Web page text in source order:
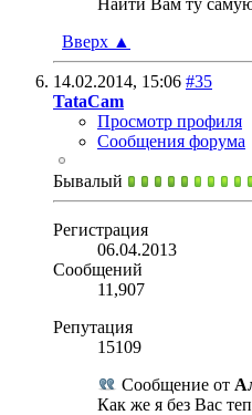
Вверх ▲
14.02.2014, 15:06 #35
TataCam
Просмотр профиля
Сообщения форума
Бывалый
Регистрация
06.04.2013
Сообщений
11,907
Репутация
15109
Сообщение от
Как же я без Вас